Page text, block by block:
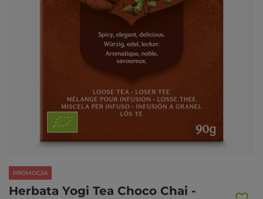
PROMOCJA
Herbata Yogi Tea Choco Chai -